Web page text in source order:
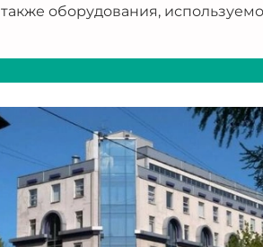
также оборудования,